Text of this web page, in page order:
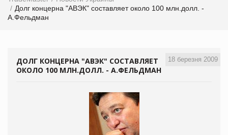
Долг концерна "АВЭК" составляет около 100 млн.долл. -
А.Фельдман
18 березня 2009
ДОЛГ КОНЦЕРНА "АВЭК" СОСТАВЛЯЕТ
ОКОЛО 100 МЛН.ДОЛЛ. - А.ФЕЛЬДМАН